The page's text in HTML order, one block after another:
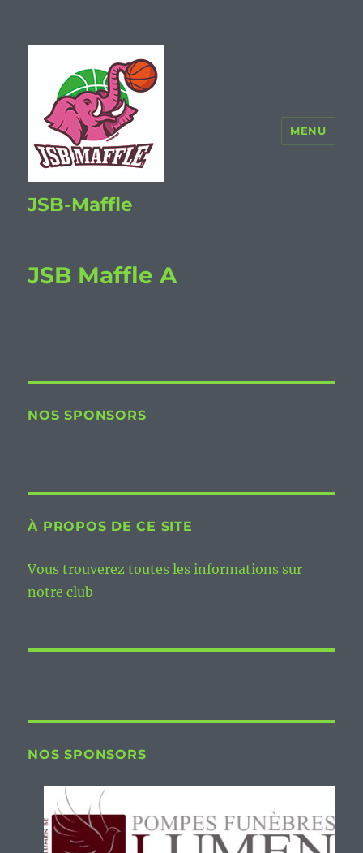
JSB-Maffle
MENU
JSB Maffle A
NOS SPONSORS
À PROPOS DE CE SITE
Vous trouverez toutes les informations sur
notre club
NOS SPONSORS